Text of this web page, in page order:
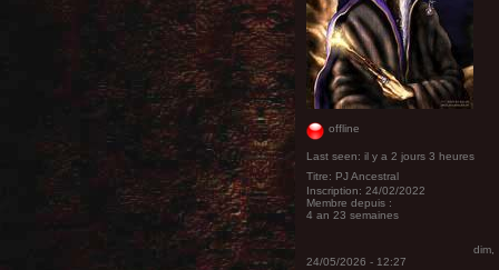
offline
Last seen: il y a 2 jours 3 heures
Titre: PJ Ancestral
Inscription: 24/02/2022
Membre depuis :
4 an 23 semaines
dim,
24/05/2026 - 12:27